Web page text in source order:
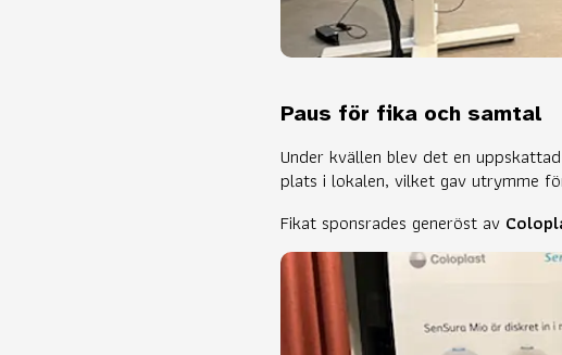
Paus för fika och samtal
Under kvällen blev det en
plats i lokalen, vilket gav utrymme
Fikat sponsrades generöst av